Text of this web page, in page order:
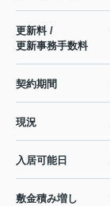
更新料 /
更新事務手数料
契約期間
現況
入居可能日
敷金積み増し